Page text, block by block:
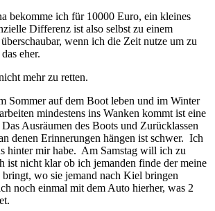
bekomme ich für 10000 Euro, ein kleines
Differenz ist also selbst zu einem
wenn ich die Zeit nutze um zu
eher.
mehr zu retten.
Sommer auf dem Boot leben und im Winter
mindestens ins Wanken kommt ist eine
Ausräumen des Boots und Zurücklassen
denen Erinnerungen hängen ist schwer. Ich
hinter mir habe. Am Samstag will ich zu
nicht klar ob ich jemanden finde der meine
bringt, wo sie jemand nach Kiel bringen
noch einmal mit dem Auto hierher, was 2